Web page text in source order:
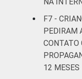
RENDA
F7 -
PEDIRAM
CONTATO
12 MESES